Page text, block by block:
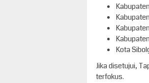
Kota
Jika disetujui,
terfokus.